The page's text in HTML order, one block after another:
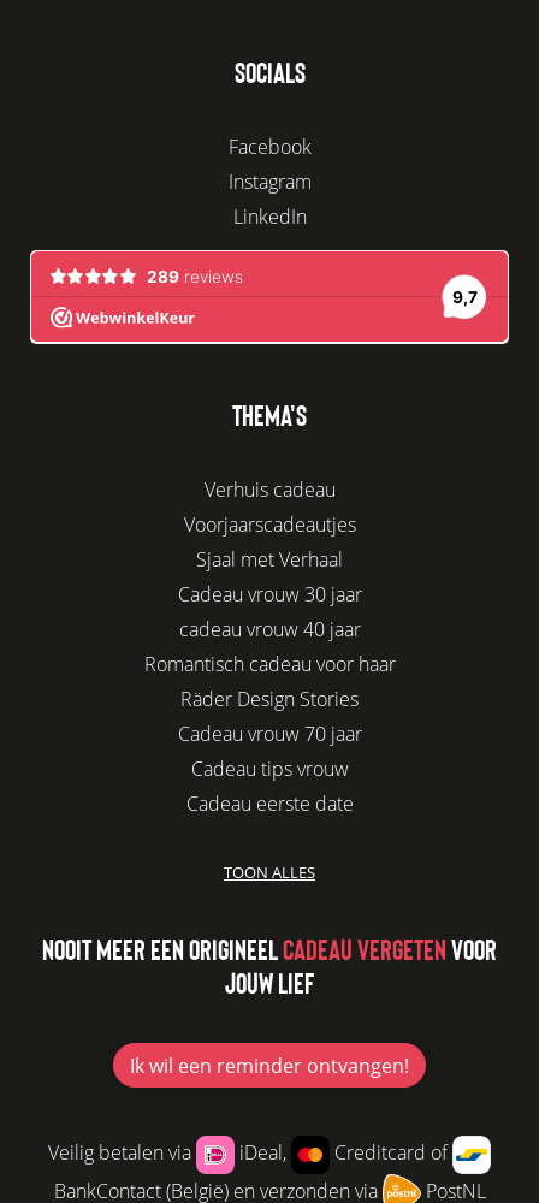
SOCIALS
Facebook
Instagram
LinkedIn
THEMA'S
Verhuis cadeau
Voorjaarscadeautjes
Sjaal met Verhaal
Cadeau vrouw 30 jaar
cadeau vrouw 40 jaar
Romantisch cadeau voor haar
Räder Design Stories
Cadeau vrouw 70 jaar
Cadeau tips vrouw
Cadeau eerste date
Leuke kadootjes
Azur
Kaars cadeau geven
Jubileum cadeau
Cadeau idee vriendin
Origineel cadeau voor vriendin
Leuke cadeaus voor vrouwen
TOON ALLES
NOOIT MEER EEN ORIGINEELCADEAU VERGETENVOOR
JOUW LIEF
Ik wil een reminder ontvangen!
Veilig betalen via iDeal,
Creditcard of
BankContact (België) en verzonden via
PostNL